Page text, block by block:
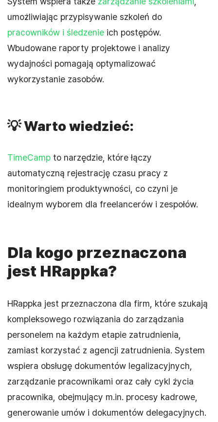
umożliwiając przypisywanie szkoleń do
pracowników i śledzenie ich postępów.
Wbudowane raporty projektowe i analizy
wydajności pomagają optymalizować
wykorzystanie zasobów.
💡Warto wiedzieć:
TimeCamp to narzędzie, które łączy
automatyczną rejestrację czasu pracy z
monitoringiem produktywności, co czyni je
idealnym wyborem dla freelancerów i zespołów.
Dla kogo przeznaczona
jest HRappka?
HRappka jest przeznaczona dla firm, które szukają
kompleksowego rozwiązania do zarządzania
personelem na każdym etapie zatrudnienia,
zamiast korzystać z agencji zatrudnienia. System
wspiera obsługę dokumentów legalizacyjnych,
zarządzanie pracownikami oraz cały cykl życia
pracownika, obejmujący m.in. procesy kadrowe,
generowanie umów i dokumentów delegacyjnych.